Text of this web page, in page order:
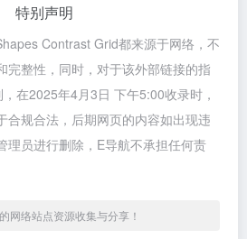
特别声明
Contrast Grid都来源于网络，不
完整性，同时，对于该外部链接的指
在2025年4月3日 下午5:00收录时，
合规合法，后期网页的内容如出现违
理员进行删除，E导航不承担任何责
网络站点资源收集与分享！